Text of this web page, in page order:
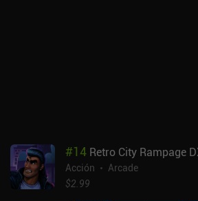
#14 Retro City Rampage
Acción
Arcade
$2.99